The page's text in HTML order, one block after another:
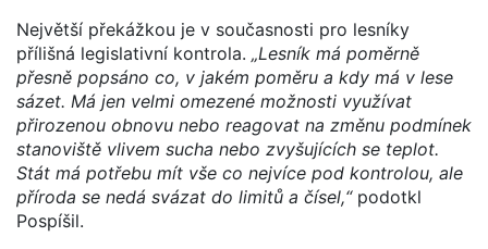
Největší překážkou je v současnosti pro lesníky
přílišná legislativní kontrola. „Lesník má poměrně
přesně popsáno co, v jakém poměru a kdy má v lese
sázet. Má jen velmi omezené možnosti využívat
přirozenou obnovu nebo reagovat na změnu podmínek
stanoviště vlivem sucha nebo zvyšujících se teplot.
Stát má potřebu mít vše co nejvíce pod kontrolou, ale
příroda se nedá svázat do limitů a čísel,“podotkl
Pospíšil.